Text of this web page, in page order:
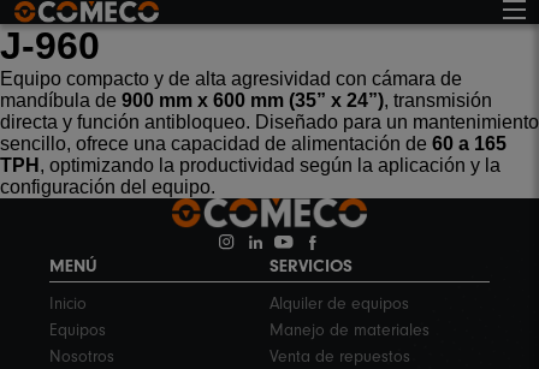
J-960
Equipo compacto y de alta agresividad con cámara de
mandíbula de 900 mm x 600 mm (35” x 24”), transmisión
directa y función antibloqueo. Diseñado para un mantenimiento
sencillo, ofrece una capacidad de alimentación de 60 a 165
TPH , optimizando la productividad según la aplicación y la
configuración del equipo.
MENÚ
Inicio
Equipos
Nosotros
SERVICIOS
Alquiler de equipos
Manejo de materiales
Venta de repuestos